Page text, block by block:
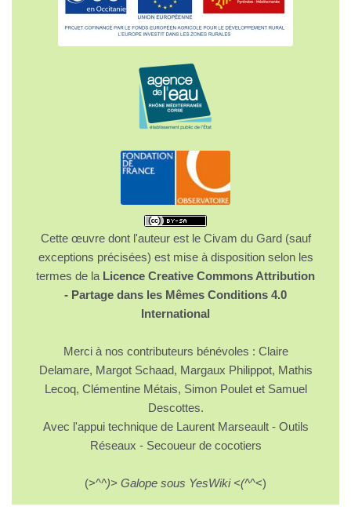
Cette œuvre dont l'auteur est le Civam du Gard (sauf
exceptions précisées) est mise à disposition selon les
termes de la Licence Creative Commons Attribution
- Partage dans les Mêmes Conditions 4.0
International
Merci à nos contributeurs bénévoles : Claire
Delamare, Margot Schaad, Margaux Philippot, Mathis
Lecoq, Clémentine Métais, Simon Poulet et Samuel
Descottes.
Avec l'appui technique de Laurent Marseault - Outils
Réseaux - Secoueur de cocotiers
(>^^)> Galope sous YesWiki <(^^<)